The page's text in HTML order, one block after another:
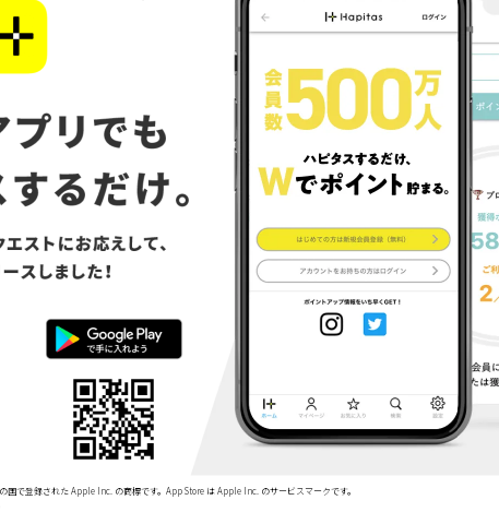
で登録された Apple Inc. の商標です。App Store は Apple Inc. のサービスマークです。